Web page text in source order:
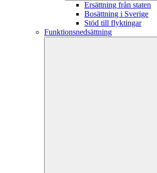
Ersättning från staten
Bosättning i Sverige
Stöd till flyktingar
Funktionsnedsättning